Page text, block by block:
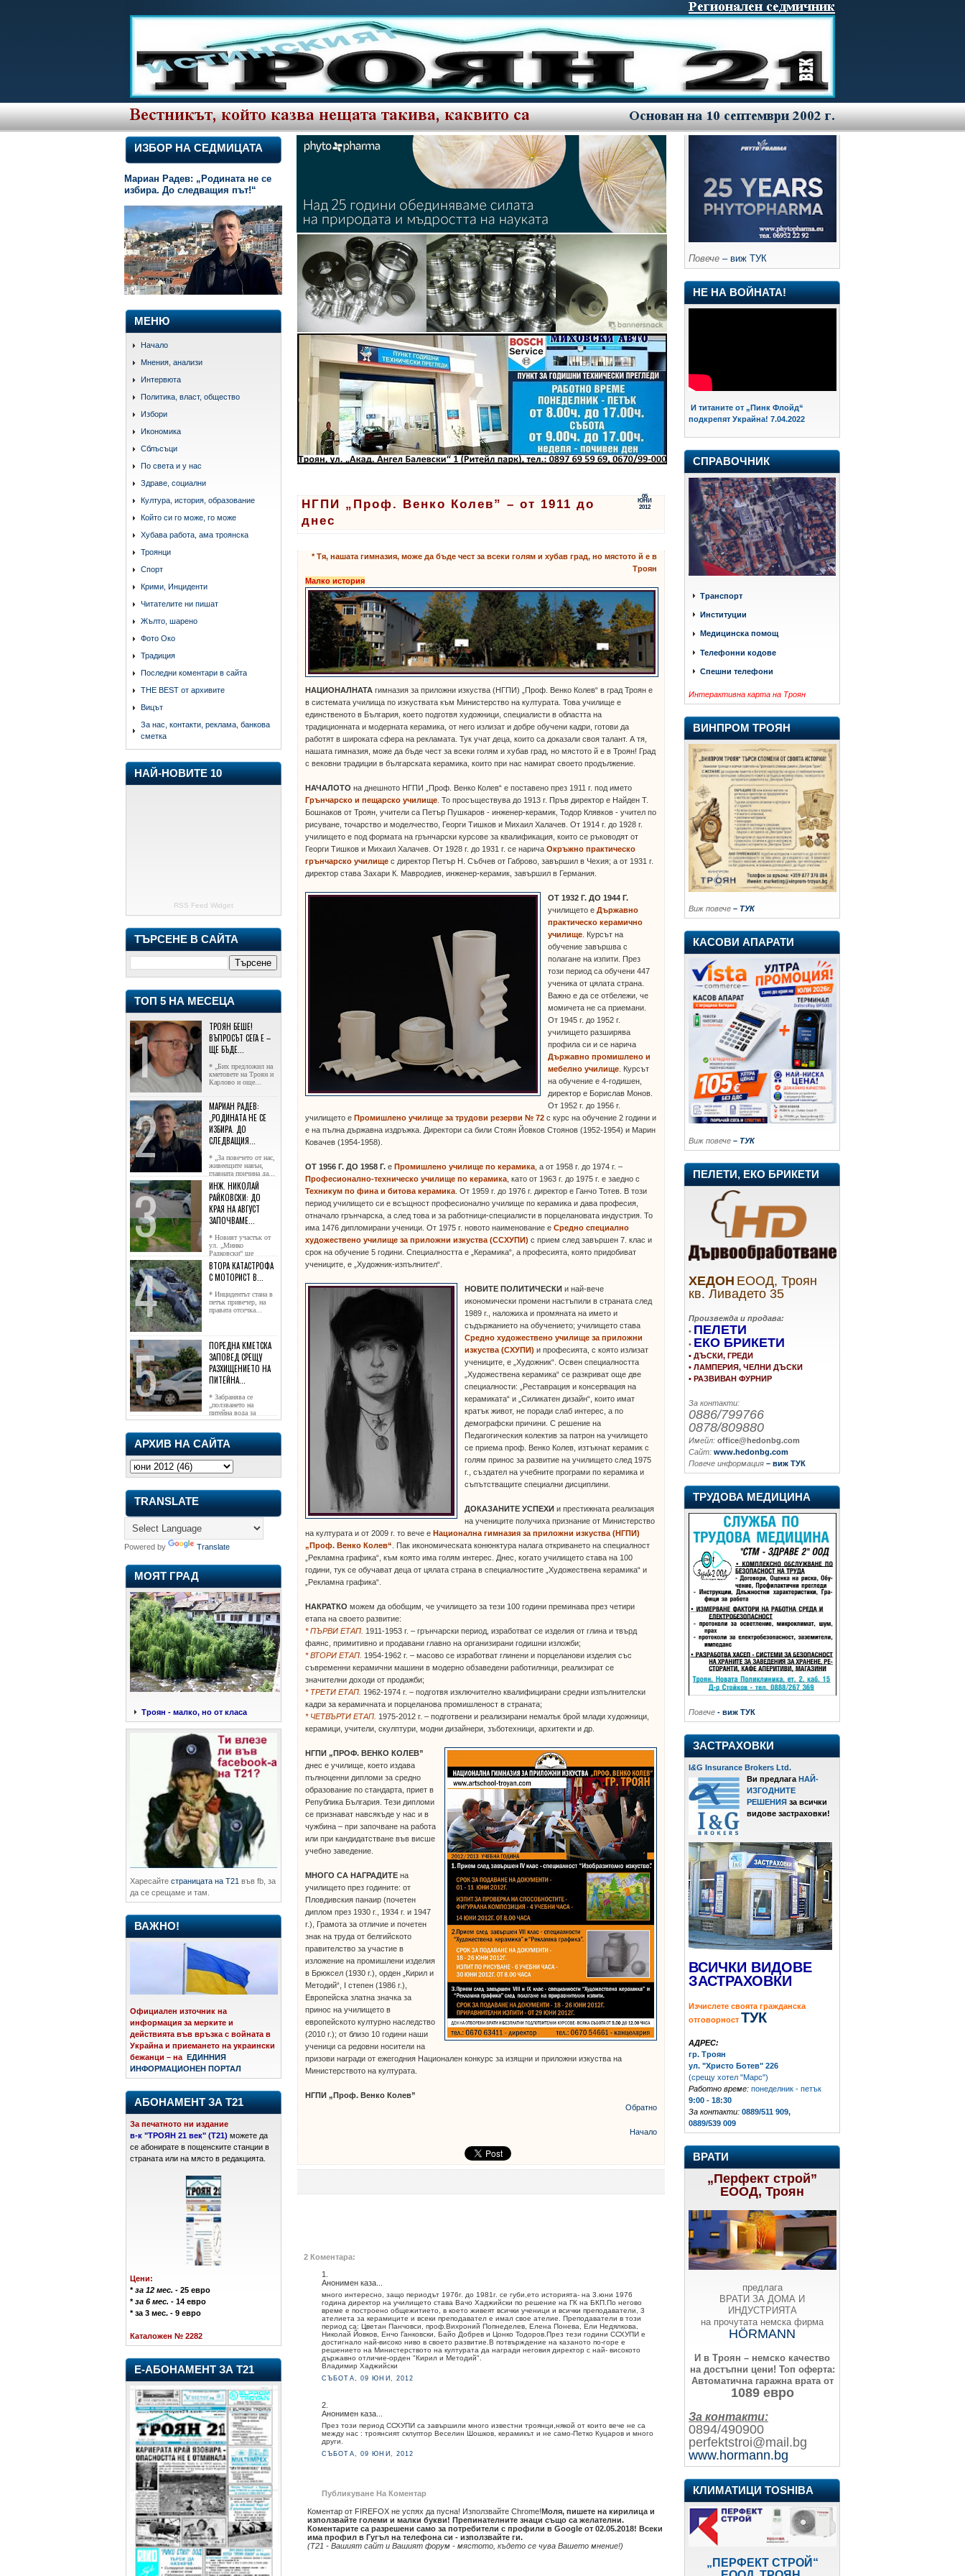
ИЗБОР НА СЕДМИЦАТА
Мариан Радев: „Родината не се
избира. До следващия път!“
МЕНЮ
Начало
Мнения, анализи
Интервюта
Политика, власт, общество
Избори
Икономика
Сблъсъци
По света и у нас
Здраве, социални
Култура, история, образование
Който си го може, го може
Хубава работа, ама троянска
Троянци
Спорт
Крими, Инциденти
Читателите ни пишат
Жълто, шарено
Фото Око
Традиция
Последни коментари в сайта
THE BEST от архивите
Вицът
За нас, контакти, реклама, банкова
сметка
НАЙ-НОВИТЕ 10
RSS Feed Widget
ТЪРСЕНЕ В САЙТА
ТОП 5 НА МЕСЕЦА
ТРОЯН БЕШЕ!
ВЪПРОСЪТ СЕГА Е –
ЩЕ БЪДЕ...
* „Бих предложил на
кметовете на Троян и
Карлово и още...
МАРИАН РАДЕВ:
„РОДИНАТА НЕ СЕ
ИЗБИРА. ДО
СЛЕДВАЩИЯ...
* „За повечето от нас,
живеещите навън,
главната причина да...
ИНЖ. НИКОЛАЙ
РАЙКОВСКИ: ДО
КРАЯ НА АВГУСТ
ЗАПОЧВАМЕ...
* Новият участък от
ул. „Минко
Радковски“ ще
достигне жк...
ВТОРА КАТАСТРОФА
С МОТОРИСТ В...
* Инцидентът стана в
петък привечер, на
правата отсечка...
ПОРЕДНА КМЕТСКА
ЗАПОВЕД СРЕЩУ
РАЗХИЩЕНИЕТО НА
ПИТЕЙНА...
* Забранява се
„ползването на
питейна вода за
напояване...
АРХИВ НА САЙТА
TRANSLATE
Powered by Translate
МОЯТ ГРАД
Троян - малко, но от класа
Харесайте страницата на Т21 във fb, за
да се срещаме и там.
ВАЖНО!
Официален източник на
информация за мерките и
действията във връзка с войната в
Украйна и приемането на украински
бежанци – на ЕДИННИЯ
ИНФОРМАЦИОНЕН ПОРТАЛ
АБОНАМЕНТ ЗА Т21
За печатното ни издание
в-к "ТРОЯН 21 век" (Т21) можете да
се абонирате в пощенските станции в
страната или на място в редакцията.
Цени:
*за 12 мес. - 25 евро
*за 6 мес. - 14 евро
* за 3 мес. - 9 евро
Каталожен № 2282
Е-АБОНАМЕНТ ЗА Т21
05
ЮНИ
2012
НГПИ „Проф. Венко Колев” – от 1911 до
днес
* Тя, нашата гимназия, може да бъде чест за всеки голям и хубав град, но мястото й е в
Троян
Малко история
НАЦИОНАЛНАТАгимназия за приложни изкуства (НГПИ) „Проф. Венко Колев“ в град Троян е
в системата училища по изкуствата към Министерство на културата. Това училище е
единственото в България, което подготвя художници, специалисти в областта на
традиционната и модерната керамика, от него излизат и добре обучени кадри, готови да
работят в широката сфера на рекламата. Тук учат деца, които са доказали своя талант. А тя,
нашата гимназия, може да бъде чест за всеки голям и хубав град, но мястото й е в Троян! Град
с вековни традиции в българската керамика, които при нас намират своето продължение.
НАЧАЛОТО на днешното НГПИ „Проф. Венко Колев“ е поставено през 1911 г. под името
Грънчарско и пещарско училище . То просъществува до 1913 г. Пръв директор е Найден Т.
Бошнаков от Троян, учители са Петър Пушкаров - инженер-керамик, Тодор Клявков - учител по
рисуване, точарство и моделчество, Георги Тишков и Михаил Халачев. От 1914 г. до 1928 г.
училището е под формата на грънчарски курсове за квалификация, които се ръководят от
Георги Тишков и Михаил Халачев. От 1928 г. до 1931 г. се наричаОкръжно практическо
грънчарско училище с директор Петър Н. Събчев от Габрово, завършил в Чехия; а от 1931 г.
директор става Захари К. Мавродиев, инженер-керамик, завършил в Германия.
ОТ 1932 Г. ДО 1944 Г.
училището еДържавно
практическо керамично
училище . Курсът на
обучение завършва с
полагане на изпити. През
този период са обучени 447
ученика от цялата страна.
Важно е да се отбележи, че
момичета не са приемани.
От 1945 г. до 1952 г.
училището разширява
профила си и се нарича
Държавно промишлено и
мебелно училище . Курсът
на обучение е 4-годишен,
директор е Борислав Монов.
От 1952 г. до 1956 г.
училището еПромишлено училище за трудови резерви № 72 с курс на обучение 2 години и
е на пълна държавна издръжка. Директори са били Стоян Йовков Стоянов (1952-1954) и Марин
Ковачев (1954-1958).
ОТ 1956 Г. ДО 1958 Г. еПромишлено училище по керамика , а от 1958 г. до 1974 г. –
Професионално-техническо училище по керамика , като от 1963 г. до 1975 г. е заедно с
Техникум по фина и битова керамика . От 1959 г. до 1976 г. директор е Ганчо Тотев. В този
период училището си е всъщност професионално училище по керамика и дава професия,
отначало грънчарска, а след това и за работници-специалисти в порцелановата индустрия. То
има 1476 дипломирани ученици. От 1975 г. новото наименование еСредно специално
художествено училище за приложни изкуства (ССХУПИ)с прием след завършен 7. клас и
срок на обучение 5 години. Специалността е „Керамика“, а професията, която придобиват
учениците, е „Художник-изпълнител“.
НОВИТЕ ПОЛИТИЧЕСКИ и най-вече
икономически промени настъпили в страната след
1989 г., наложиха и промяната на името и
съдържанието на обучението; училището става
Средно художествено училище за приложни
изкуства (СХУПИ) и професията, с която излизат
учениците, е „Художник“. Освен специалността
„Художествена керамика“ се разкриват още две
специалности: „Реставрация и консервация на
керамиката“ и „Силикатен дизайн“, които имат
кратък живот, не поради слаб интерес, а по
демографски причини. С решение на
Педагогическия колектив за патрон на училището
се приема проф. Венко Колев, изтъкнат керамик с
голям принос за развитие на училището след 1975
г., създател на учебните програми по керамика и
съпътстващите специални дисциплини.
ДОКАЗАНИТЕ УСПЕХИ и престижната реализация
на учениците получиха признание от Министерство
на културата и от 2009 г. то вече еНационална гимназия за приложни изкуства (НГПИ)
„Проф. Венко Колев“ . Пак икономическата конюнктура налага откриването на специалност
„Рекламна графика“, към която има голям интерес. Днес, когато училището става на 100
години, тук се обучават деца от цялата страна в специалностите „Художествена керамика“ и
„Рекламна графика“.
НАКРАТКО можем да обобщим, че училището за тези 100 години преминава през четири
етапа на своето развитие:
* ПЪРВИ ЕТАП 1911-1953 г. – грънчарски период, изработват се изделия от глина и твърд
фаянс, примитивно и продавани главно на организирани годишни изложби;
* ВТОРИ ЕТАП. 1954-1962 г. – масово се изработват глинени и порцеланови изделия със
съвременни керамични машини в модерно обзаведени работилници, реализират се
значителни доходи от продажби;
* ТРЕТИ ЕТАП 1962-1974 г. – подготвя изключително квалифицирани средни изпълнителски
кадри за керамичната и порцеланова промишленост в страната;
* ЧЕТВЪРТИ ЕТАП 1975-2012 г. – подготвени и реализирани немалък брой млади художници,
керамици, учители, скулптури, модни дизайнери, зъботехници, архитекти и др.
НГПИ „ПРОФ. ВЕНКО КОЛЕВ”
днес е училище, което издава
пълноценни дипломи за средно
образование по стандарта, приет в
Република България. Тези дипломи
се признават навсякъде у нас и в
чужбина – при започване на работа
или при кандидатстване във висше
учебно заведение.
МНОГО СА НАГРАДИТЕ на
училището през годините: от
Пловдивския панаир (почетен
диплом през 1930 г., 1934 г. и 1947
г.), Грамота за отличие и почетен
знак на труда от белгийското
правителство за участие в
изложение на промишлени изделия
в Брюксел (1930 г.), орден „Кирил и
Методий“, І степен (1986 г.),
Европейска златна значка за
принос на училището в
европейското културно наследство
(2010 г.); от близо 10 години наши
ученици са редовни носители на
призови награди от ежегодния Национален конкурс за изящни и приложни изкуства на
Министерството на културата.
НГПИ „Проф. Венко Колев”
Обратно
Начало
2 Коментара:
1.
Анонимен каза...
много интересно, защо периодът 1976г. до 1981г. се губи,ето историята- на 3.юни 1976
година директор на училището става Вачо Хаджийски по решение на ГК на БКП.По негово
време е построено общежитието, в което живеят всички ученици и всички преподаватели, 3
ателиета за керамиците и всеки преподавател е имал свое ателие. Преподаватели в този
период са: Цветан Панчовси, проф.Вихроний Попнеделев, Елена Понева, Ели Недялкова,
Николай Йовков, Енчо Ганковски, Байо Добрев и Цонко Тодоров.През тези години ССХУПИ е
достигнало най-високо ниво в своето развитие.В потвърждение на казаното по-горе е
решението на Министерството на културата да награди неговия директор с най- високото
държавно отличие-орден "Кирил и Методий".
Владимир Хаджийски
СЪБОТА, 09 ЮНИ, 2012
2.
Анонимен каза...
През този период ССХУПИ са завършили много известни троянци,някой от които вече не са
между нас : троянсият склуптор Веселин Шошков, керамикът и не само-Петко Куцаров и много
други.
СЪБОТА, 09 ЮНИ, 2012
Публикуване На Коментар
Коментар от FIREFOX не успях да пусна! Използвайте Chrome!Моля, пишете на кирилица и
използвайте големи и малки букви! Препинателните знаци също са желателни.
Коментарите са разрешени само за потребители с профили в Google от 02.05.2018! Всеки
има профил в Гугъл на телефона си - използвайте ги.
(Т21 - Вашият сайт и Вашият форум - мястото, където се чува Вашето мнение!)
Повече – виж ТУК
НЕ НА ВОЙНАТА!
И титаните от „Пинк Флойд“
подкрепят Украйна! 7.04.2022
СПРАВОЧНИК
Транспорт
Институции
Медицинска помощ
Телефонни кодове
Спешни телефони
Интерактивна карта на Троян
ВИНПРОМ ТРОЯН
Виж повече – ТУК
КАСОВИ АПАРАТИ
Виж повече – ТУК
ПЕЛЕТИ, ЕКО БРИКЕТИ
ХЕДОН ЕООД, Троян
кв. Ливадето 35
Произвежда и продава:
• ПЕЛЕТИ
• ЕКО БРИКЕТИ
• ДЪСКИ, ГРЕДИ
• ЛАМПЕРИЯ, ЧЕЛНИ ДЪСКИ
• РАЗВИВАН ФУРНИР
За контакти:
0886/799766
0878/809880
Имейл: office@hedonbg.com
Сайт: www.hedonbg.com
Повече информация – виж ТУК
ТРУДОВА МЕДИЦИНА
Повече - виж ТУК
ЗАСТРАХОВКИ
I&G Insurance Brokers Ltd.
Ви предлага НАЙ-
ИЗГОДНИТЕ
РЕШЕНИЯ за всички
видове застраховки!
ВСИЧКИ ВИДОВЕ
ЗАСТРАХОВКИ
Изчислете своята гражданска
отговорност ТУК
АДРЕС:
гр. Троян
ул. "Христо Ботев" 226
(срещу хотел "Марс")
Работно време: понеделник - петък
9:00 - 18:30
За контакти: 0889/511 909,
0889/539 009
ВРАТИ
„Перфект строй”
ЕООД, Троян
предлага
ВРАТИ ЗА ДОМА И
ИНДУСТРИЯТА
на прочутата немска фирма
HÖRMANN
И в Троян – немско качество
на достъпни цени! Топ оферта:
Автоматична гаражна врата от
1089 евро
За контакти:
0894/490900
perfektstroi@mail.bg
www.hormann.bg
КЛИМАТИЦИ TOSHIBA
„ПЕРФЕКТ СТРОЙ“